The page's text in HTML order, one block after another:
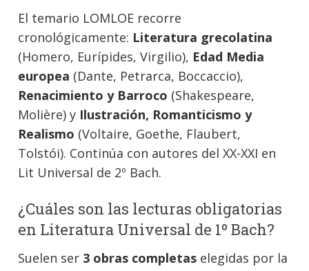
El temario LOMLOE recorre
cronológicamente: Literatura grecolatina
(Homero, Eurípides, Virgilio), Edad Media
europea (Dante, Petrarca, Boccaccio),
Renacimiento y Barroco (Shakespeare,
Molière) y Ilustración, Romanticismo y
Realismo (Voltaire, Goethe, Flaubert,
Tolstói). Continúa con autores del XX-XXI en
Lit Universal de 2º Bach.
¿Cuáles son las lecturas obligatorias
en Literatura Universal de 1º Bach?
Suelen ser 3 obras completas elegidas por la